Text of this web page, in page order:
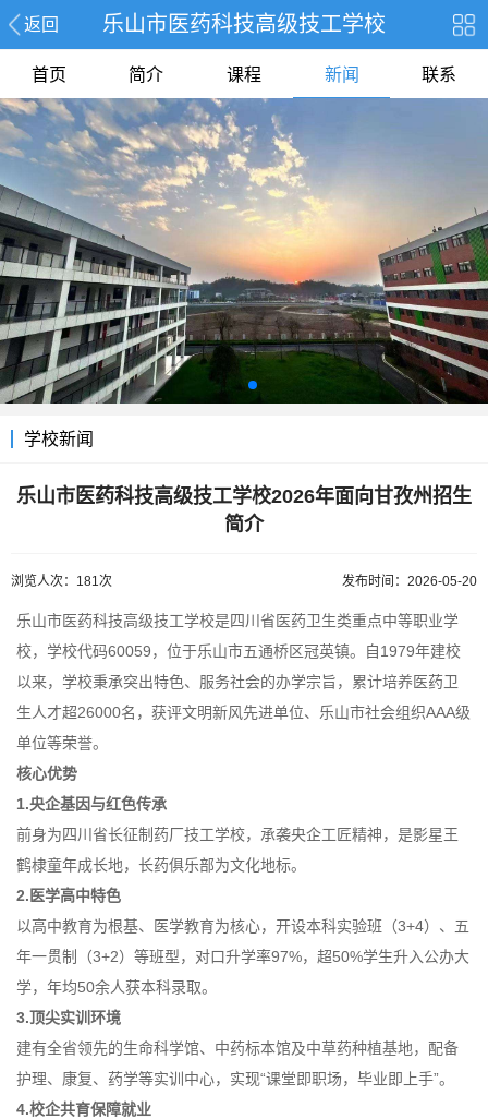
返回 乐山市医药科技高级技工学校
首页 简介 课程 新闻 联系
学校新闻
乐山市医药科技高级技工学校2026年面向甘孜州招生
简介
浏览人次：181次 发布时间：2026-05-20
乐山市医药科技高级技工学校是四川省医药卫生类重点中等职业学
校，学校代码60059，位于乐山市五通桥区冠英镇。自1979年建校
以来，学校秉承突出特色、服务社会的办学宗旨，累计培养医药卫
生人才超26000名，获评文明新风先进单位、乐山市社会组织AAA级
单位等荣誉。
核心优势
1.央企基因与红色传承
前身为四川省长征制药厂技工学校，承袭央企工匠精神，是影星王
鹤棣童年成长地，长药俱乐部为文化地标。
2.医学高中特色
以高中教育为根基、医学教育为核心，开设本科实验班（3+4）、五
年一贯制（3+2）等班型，对口升学率97%，超50%学生升入公办大
学，年均50余人获本科录取。
3.顶尖实训环境
建有全省领先的生命科学馆、中药标本馆及中草药种植基地，配备
护理、康复、药学等实训中心，实现“课堂即职场，毕业即上手”。
4.校企共育保障就业